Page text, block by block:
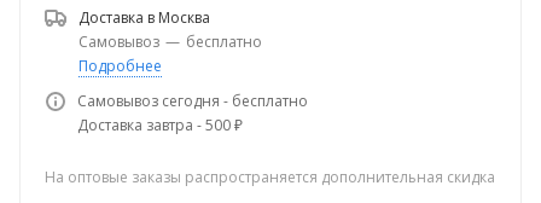
Доставка в Москва
Самовывоз — бесплатно
Подробнее
Самовывоз сегодня - бесплатно
Доставка завтра - 500 ₽
На оптовые заказы распространяется дополнительная скидка